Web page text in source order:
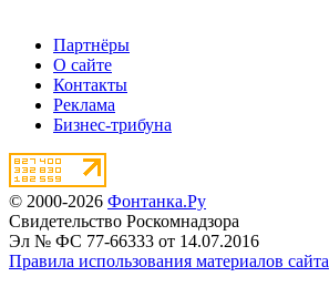
Партнёры
О сайте
Контакты
Реклама
Бизнес-трибуна
© 2000-2026 Фонтанка.Ру
Свидетельство Роскомнадзора
Эл № ФС 77-66333 от 14.07.2016
Правила использования материалов сайта